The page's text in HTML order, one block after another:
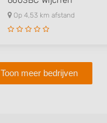
Op 4,53 km afstand
Toon meer bedrijven